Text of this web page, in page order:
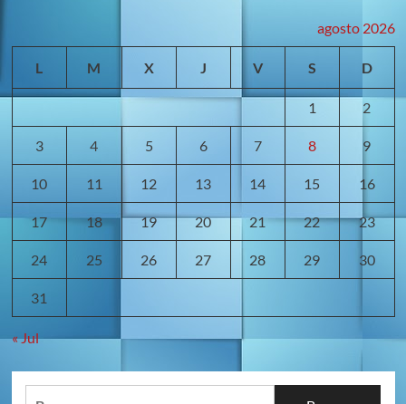
100.000
carteles
propaganda
política
agosto 2026
L M X J V S D
1 2
3 4 5 6 7 8 9
10 11 12 13 14 15 16
17 18 19 20 21 22 23
24 25 26 27 28 29 30
31
« Jul